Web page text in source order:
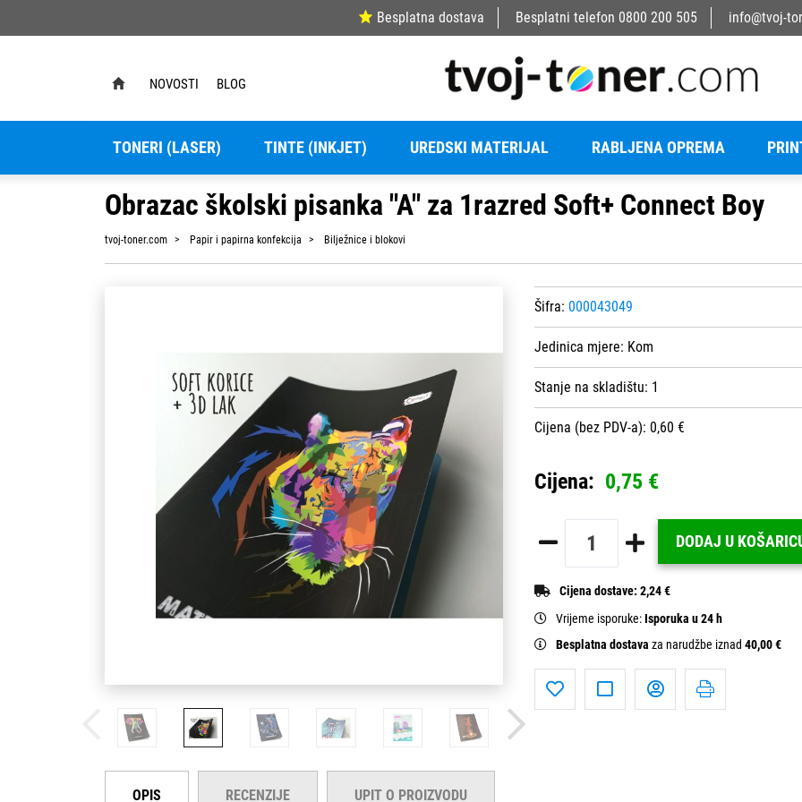
Besplatna dostava Besplatni telefon 0800 200 505 info@tvoj-
NOVOSTI BLOG
TONERI (LASER) TINTE (INKJET) UREDSKI MATERIJAL RABLJENA OPREMA
Obrazac školski pisanka "A" za 1razred Soft+ Connect Boy
tvoj-toner.com Papir i papirna konfekcija Bilježnice i blokovi
Šifra: 000043049
Jedinica mjere: Kom
Stanje na skladištu: 1
Cijena (bez PDV-a): 0,60 €
Cijena: 0,75 €
DODAJ U
Cijena dostave: 2,24 €
Vrijeme isporuke:Isporuka u 24 h
Besplatna dostava za narudžbe iznad 40,00 €
OPIS RECENZIJE UPIT O PROIZVODU